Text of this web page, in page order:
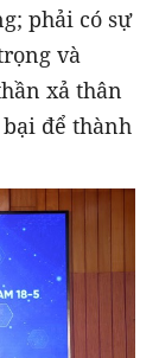
phải có sự
và
xả thân
để thành